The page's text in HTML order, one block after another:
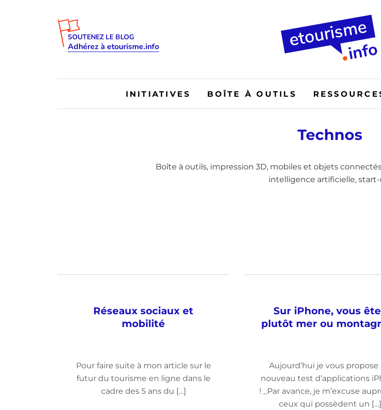
SOUTENEZ LE BLOG
Adhérez à etourisme.info
INITIATIVES BOÎTE À OUTILS
Technos
Boîte à outils, impression 3D, mobiles et objets
intelligence artificielle, start-
Réseaux sociaux et
mobilité
Pour faire suite à mon article sur le
futur du tourisme en ligne dans le
cadre des 5 ans du […]
Sur iPhone, vous
plutôt mer ou
Aujourd’hui je vous propose
nouveau test d’applications
! _Par avance, je m’excuse
ceux qui possèdent un […]